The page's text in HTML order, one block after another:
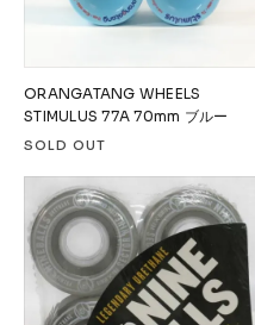
ORANGATANG WHEELS
STIMULUS 77A 70mm ブルー
SOLD OUT